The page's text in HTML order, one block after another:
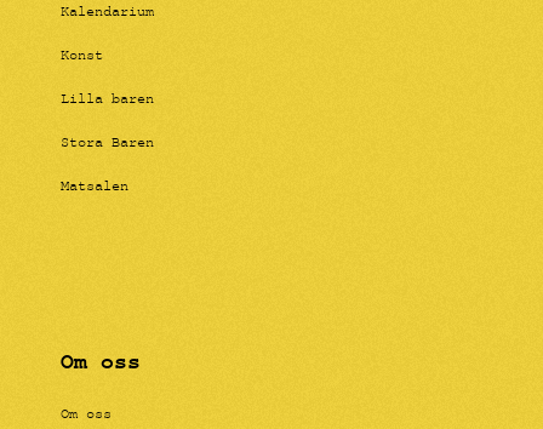
Kalendarium
Konst
Lilla baren
Stora Baren
Matsalen
Om oss
Om oss